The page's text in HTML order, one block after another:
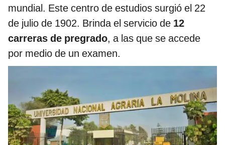
mundial. Este centro de estudios surgió el 22
de julio de 1902. Brinda el servicio de 12
carreras de pregrado, a las que se accede
por medio de un examen.